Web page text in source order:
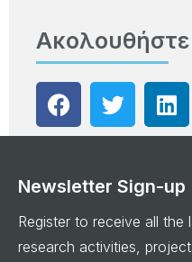
Newsletter Sign-up
Register to receive all
research activities,